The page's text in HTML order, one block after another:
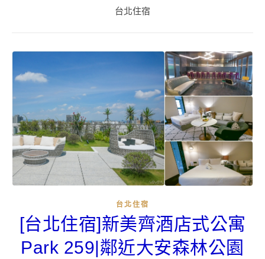
台北住宿
台北住宿
[台北住宿]新美齊酒店式公寓
Park 259|鄰近大安森林公園